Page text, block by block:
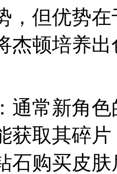
，但优势
杰顿培养
通常新角
获取其碎
石购买皮